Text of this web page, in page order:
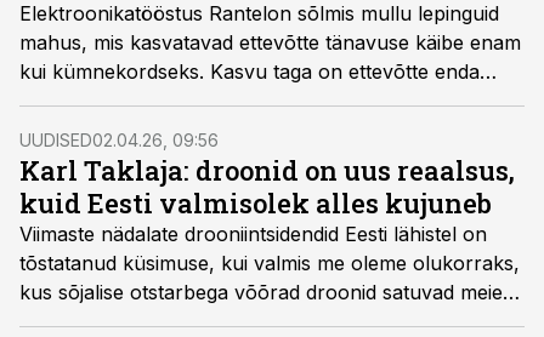
Elektroonikatööstus Rantelon sõlmis mullu lepinguid
mahus, mis kasvatavad ettevõtte tänavuse käibe enam
kui kümnekordseks. Kasvu taga on ettevõtte enda
arendatud kaitsetööstuse tooted, samas paneb see
proovile nii ettevõtte tootmisvõimekuse, tarneahela kui
ka Eesti allhankijate valmisoleku.
UUDISED02.04.26, 09:56
Karl Taklaja: droonid on uus reaalsus,
kuid Eesti valmisolek alles kujuneb
Viimaste nädalate drooniintsidendid Eesti lähistel on
tõstatanud küsimuse, kui valmis me oleme olukorraks,
kus sõjalise otstarbega võõrad droonid satuvad meie
õhuruumi. Elektroonikaettevõtte Rantelon üks